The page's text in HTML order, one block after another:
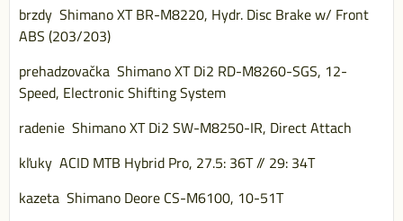
brzdy Shimano XT BR-M8220, Hydr. Disc Brake w/ Front
ABS (203/203)
prehadzovačka Shimano XT Di2 RD-M8260-SGS, 12-
Speed, Electronic Shifting System
radenie Shimano XT Di2 SW-M8250-IR, Direct Attach
kľuky ACID MTB Hybrid Pro, 27.5: 36T // 29: 34T
kazeta Shimano Deore CS-M6100, 10-51T